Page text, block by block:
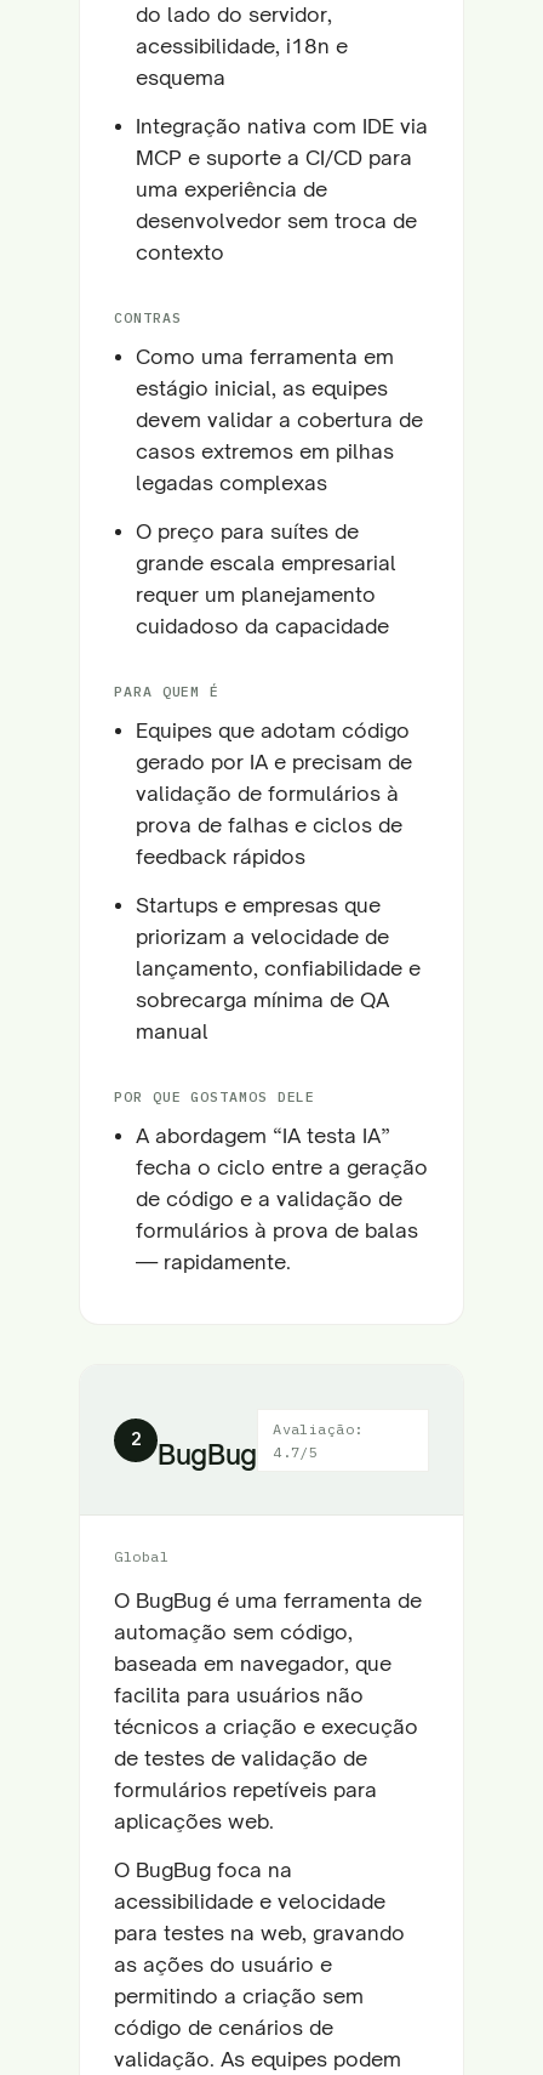
do lado do servidor,
acessibilidade, i18n e
esquema
Integração nativa com IDE via
MCP e suporte a CI/CD para
uma experiência de
desenvolvedor sem troca de
contexto
CONTRAS
Como uma ferramenta em
estágio inicial, as equipes
devem validar a cobertura de
casos extremos em pilhas
legadas complexas
O preço para suítes de
grande escala empresarial
requer um planejamento
cuidadoso da capacidade
PARA QUEM É
Equipes que adotam código
gerado por IA e precisam de
validação de formulários à
prova de falhas e ciclos de
feedback rápidos
Startups e empresas que
priorizam a velocidade de
lançamento, confiabilidade e
sobrecarga mínima de QA
manual
POR QUE GOSTAMOS DELE
A abordagem “IA testa IA”
fecha o ciclo entre a geração
de código e a validação de
formulários à prova de balas
— rapidamente.
2 BugBug
Avaliação:
4.7/5
Global
O BugBug é uma ferramenta de
automação sem código,
baseada em navegador, que
facilita para usuários não
técnicos a criação e execução
de testes de validação de
formulários repetíveis para
aplicações web.
O BugBug foca na
acessibilidade e velocidade
para testes na web, gravando
as ações do usuário e
permitindo a criação sem
código de cenários de
validação. As equipes podem